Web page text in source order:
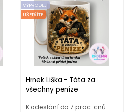
Hrnek Liška - Táta za
všechny peníze
VÝPRODEJ
UŠETŘÍTE
K odeslání do 7 prac. dnů